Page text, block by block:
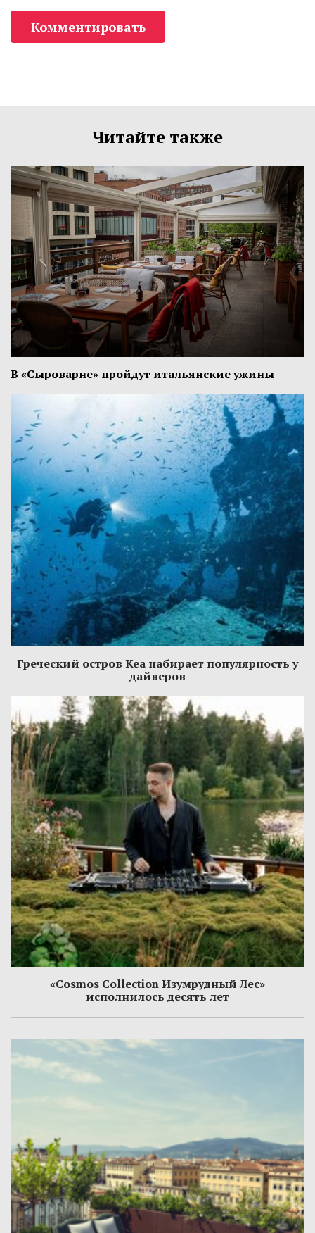
Комментировать
Читайте также
В «Сыроварне» пройдут итальянские ужины
Греческий остров Кеа набирает популярность у
дайверов
«Cosmos Collection Изумрудный Лес»
исполнилось десять лет